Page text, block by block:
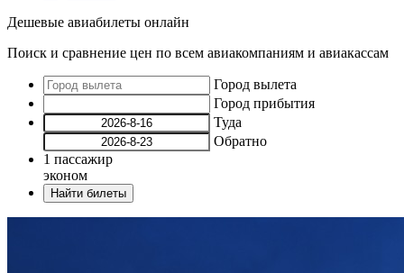
Дешевые авиабилеты онлайн
Поиск и сравнение цен по всем авиакомпаниям и авиакассам
Город вылета
Город прибытия
Туда
Обратно
1 пассажир
эконом
Найти билеты